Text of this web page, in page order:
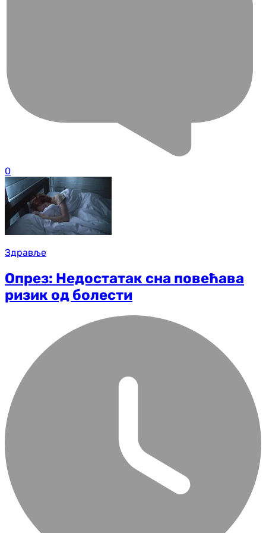
0
Здравље
Опрез: Недостатак сна повећава
ризик од болести